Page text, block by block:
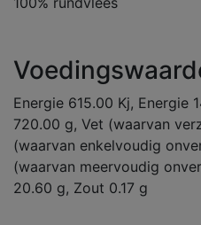
Energie 615.00 Kj, Energie
720.00 g, Vet (waarvan
(waarvan enkelvoudig
(waarvan meervoudig
20.60 g, Zout 0.17 g